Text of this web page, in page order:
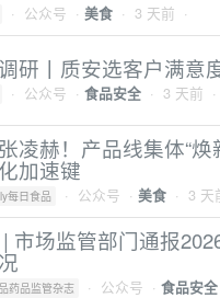
· 公众号 · 美食 · 3 天前 ·
研丨质安选客户满意
· 公众号 · 食品安全 · 3 天前 ·
凌赫！产品线集体“焕
加速键
每日食品 · 公众号 · 美食 · 3
市场监管部门通报
药品监管杂志 · 公众号 · 食品安全